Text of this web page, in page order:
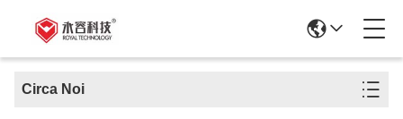
Circa Noi